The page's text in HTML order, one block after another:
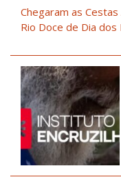
Chegaram as
Rio Doce de Dia dos